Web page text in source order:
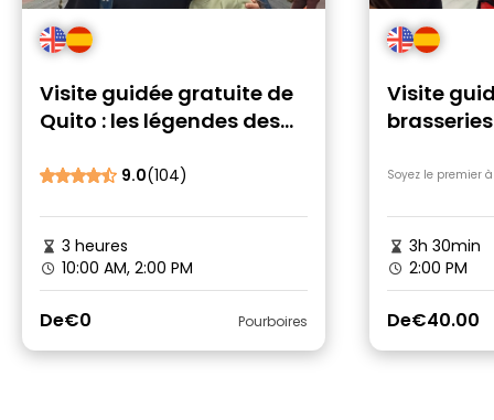
Visite guidée gratuite de
Quito : les légendes des
9.0(104)
3 heures
10:00 AM, 2:00 PM
De€0 Pourboires
Visite
berceau
Soyez le premier
3h 30min
2:00 PM
De€40.00